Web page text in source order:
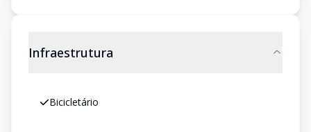
Infraestrutura
Bicicletário